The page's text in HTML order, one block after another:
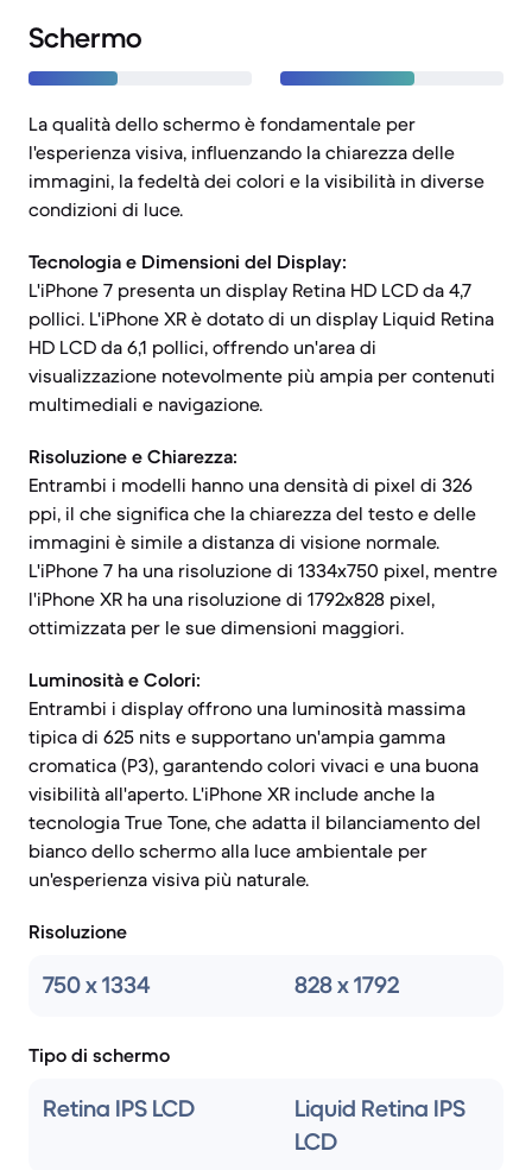
Schermo
La qualità dello schermo è fondamentale per
l'esperienza visiva, influenzando la chiarezza delle
immagini, la fedeltà dei colori e la visibilità in diverse
condizioni di luce.
Tecnologia e Dimensioni del Display:
L'iPhone 7 presenta un display Retina HD LCD da 4,7
pollici. L'iPhone XR è dotato di un display Liquid Retina
HD LCD da 6,1 pollici, offrendo un'area di
visualizzazione notevolmente più ampia per contenuti
multimediali e navigazione.
Risoluzione e Chiarezza:
Entrambi i modelli hanno una densità di pixel di 326
ppi, il che significa che la chiarezza del testo e delle
immagini è simile a distanza di visione normale.
L'iPhone 7 ha una risoluzione di 1334x750 pixel, mentre
l'iPhone XR ha una risoluzione di 1792x828 pixel,
ottimizzata per le sue dimensioni maggiori.
Luminosità e Colori:
Entrambi i display offrono una luminosità massima
tipica di 625 nits e supportano un'ampia gamma
cromatica (P3), garantendo colori vivaci e una buona
visibilità all'aperto. L'iPhone XR include anche la
tecnologia True Tone, che adatta il bilanciamento del
bianco dello schermo alla luce ambientale per
un'esperienza visiva più naturale.
Risoluzione
750 x 1334 828 x 1792
Tipo di schermo
Retina IPS LCD
Liquid Retina IPS
LCD